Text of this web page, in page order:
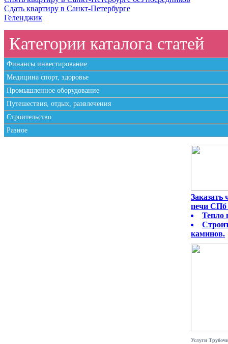
Сдать квартиру в Санкт-Петербурге
Геленджик
Категории каталога статей
Финансы инвестирование
Медицина спорт, здоровье
Промышленное оборудование
Путешествия, отдых, развлечения
Строительство
Разное
Заказать
печи СПб
Тепло
каминов.
Услуги